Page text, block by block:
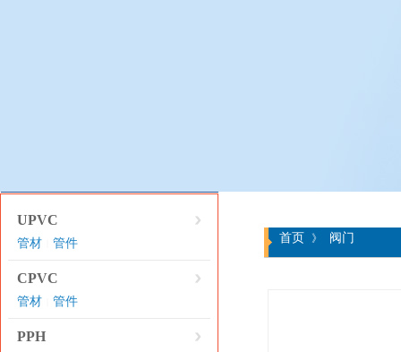
UPVC
管材 管件
CPVC
管材 管件
PPH
首页 》 阀门